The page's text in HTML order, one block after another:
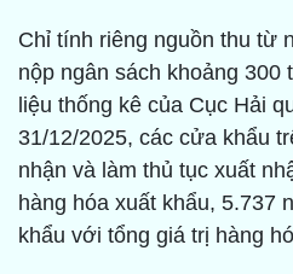
Chỉ tính riêng nguồn thu từ
nộp ngân sách khoảng 300
liệu thống kê của Cục Hải
31/12/2025, các cửa khẩu
nhận và làm thủ tục xuất
hàng hóa xuất khẩu, 5.737
khẩu với tổng giá trị hàng